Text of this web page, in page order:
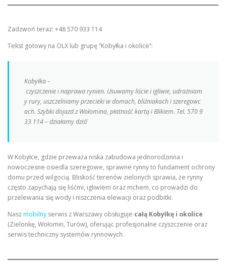
Zadzwoń teraz: +48 570 933 114
Tekst gotowy na OLX lub grupę “Kobyłka i okolice”:
Kobyłka –
czyszczenie i naprawa rynien. Usuwamy liście i igliwie, udrażniam
y rury, uszczelniamy przecieki w domach, bliźniakach i szeregowc
ach. Szybki dojazd z Wołomina, płatność kartą i Blikiem. Tel. 570 9
33 114 – działamy dziś!
W Kobyłce, gdzie przeważa niska zabudowa jednorodzinna i
nowoczesne osiedla szeregowe, sprawne rynny to fundament ochrony
domu przed wilgocią. Bliskość terenów zielonych sprawia, że rynny
często zapychają się liśćmi, igliwiem oraz mchem, co prowadzi do
przelewania się wody i niszczenia elewacji oraz podbitki.
Naszmobilny serwis z Warszawy obsługuje całą Kobyłkę i okolice
(Zielonkę, Wołomin, Turów), oferując profesjonalne czyszczenie oraz
serwis techniczny systemów rynnowych.